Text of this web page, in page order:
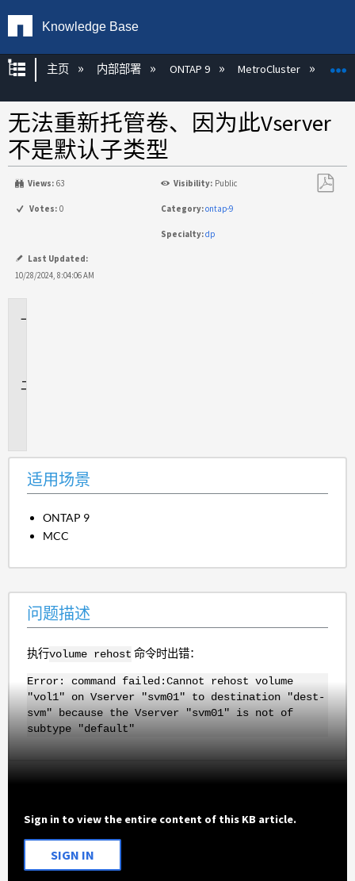
Knowledge Base
扩展/隐缩全局层次
主页 内部部署 ONTAP 9 MetroCluster
无法重新托管卷、因为此Vserver
不是默认子类型
Views: 63 Visibility: Public
Votes: 0 Category:ontap-9
Specialty:dp
Last Updated:
10/28/2024, 8:04:06 AM
适用场景
ONTAP 9
MCC
问题描述
执行volume rehost 命令时出错：
Error: command failed:Cannot rehost volume
"vol1" on Vserver "svm01" to destination "dest-
svm" because the Vserver "svm01" is not of
subtype "default"
Sign in to view the entire content of this KB article.
SIGN IN